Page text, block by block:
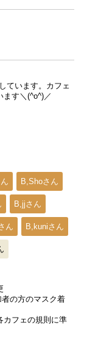
ています。カフェ
す＼(^o^)／
B,Shoさん
B,jjさん
ん B,kuniさん
の方のマスク着
カフェの規則に準